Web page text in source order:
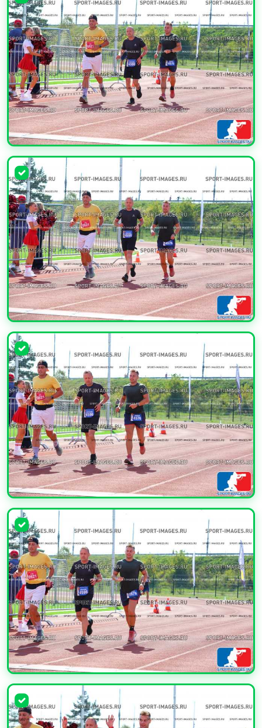
УВЕЛИЧИТЬ
УВЕЛИЧИТЬ
УВЕЛИЧИТЬ
УВЕЛИЧИТЬ